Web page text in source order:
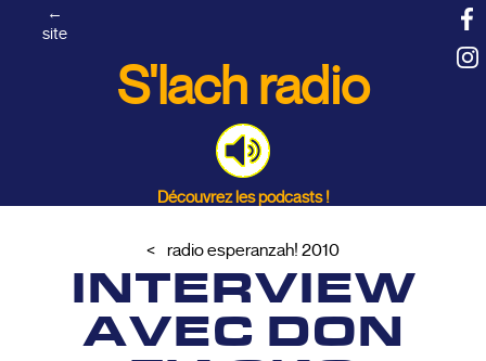
S'lach radio
Découvrez les podcasts !
←
site
radio esperanzah! 2010
INTERVIEW
AVEC DON